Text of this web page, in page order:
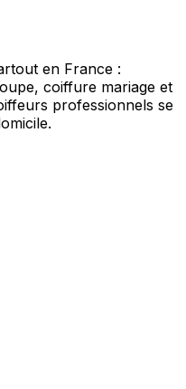
en France :
coiffure mariage et
professionnels se